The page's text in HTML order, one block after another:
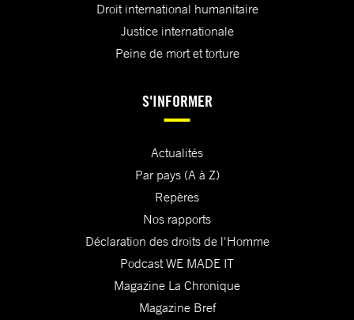
Droit international humanitaire
Justice internationale
Peine de mort et torture
S'INFORMER
Actualités
Par pays (A à Z)
Repères
Nos rapports
Déclaration des droits de l'Homme
Podcast WE MADE IT
Magazine La Chronique
Magazine Bref